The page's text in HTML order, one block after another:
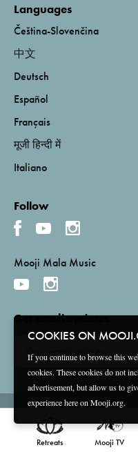
Retreats Mooji TV
COOKIES ON
If you continue to browse this
cookies. These cookies do not
advertisement, but allow us to
experience here on Mooji.org.
Languages
Čeština-Slovenčina
中文
Deutsch
Español
Français
मूजी हिन्दी में
Italiano
Follow
Mooji Mala Music
Get email updates
©2026 Mooji Media
Terms and Conditions